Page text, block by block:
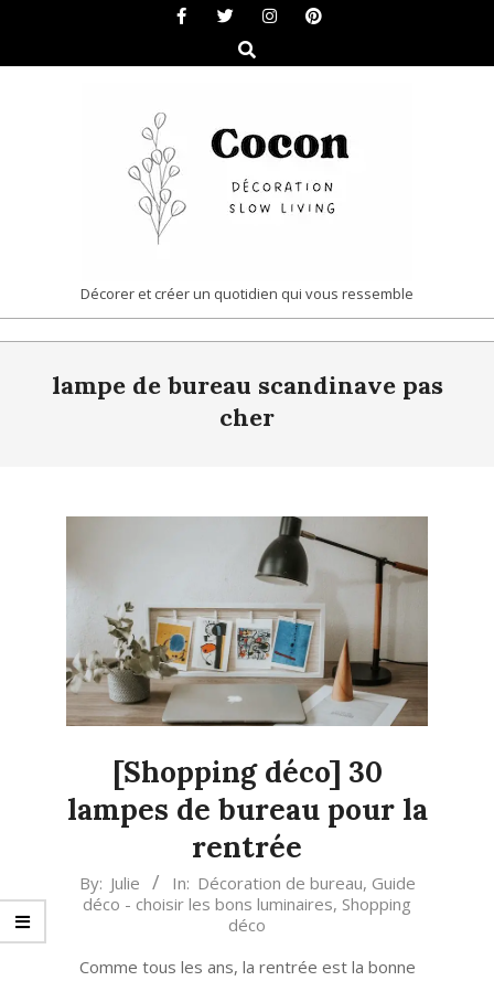
content
Search
COCON
|
DÉCORATION
Décorer et créer un quotidien qui vous ressemble
Navigationlampe de bureau scandinave pas
cher
[Shopping déco] 30
lampes de bureau pour la
rentrée
2021-
08-
By: Julie In: Décoration de bureau, Guide
déco - choisir les bons luminaires, Shopping
déco
Comme tous les ans, la rentrée est la bonne